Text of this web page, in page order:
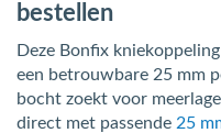
bestellen
Deze Bonfix
een betrouwbare 25 mm
bocht zoekt voor
direct met passende 25